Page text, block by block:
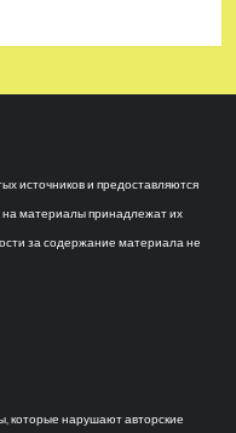
источников и предоставляются
на материалы принадлежат их
за содержание материала не
которые нарушают авторские